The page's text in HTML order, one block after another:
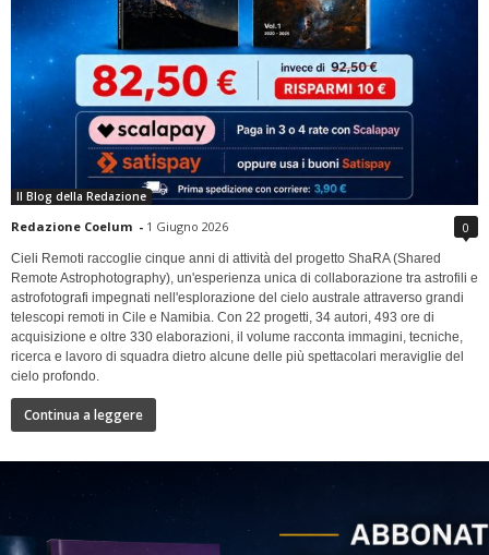
Il Blog della Redazione
Redazione Coelum - 1 Giugno 2026 0
Cieli Remoti raccoglie cinque anni di attività del progetto ShaRA (Shared
Remote Astrophotography), un'esperienza unica di collaborazione tra astrofili e
astrofotografi impegnati nell'esplorazione del cielo australe attraverso grandi
telescopi remoti in Cile e Namibia. Con 22 progetti, 34 autori, 493 ore di
acquisizione e oltre 330 elaborazioni, il volume racconta immagini, tecniche,
ricerca e lavoro di squadra dietro alcune delle più spettacolari meraviglie del
cielo profondo.
Continua a leggere